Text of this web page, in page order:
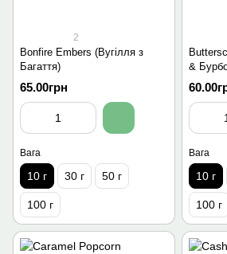
2
Bonfire Embers (Вугілля з
Багаття)
65.00грн
Вага
10 г 30 г 50 г
100 г
&
Вага
10 г
100 г